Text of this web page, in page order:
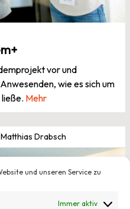
und unseren Service zu
Immer aktiv
vor und
wie es sich um
Mehr
Drabsch